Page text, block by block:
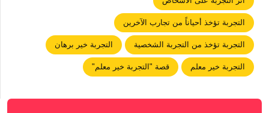
التجربة تؤخذ أحياناً من تجارب الآخرين
التجربة تؤخذ من التجربة الشخصية التجربة خير برهان
التجربة خير معلم قصة "التجربة خير معلم"